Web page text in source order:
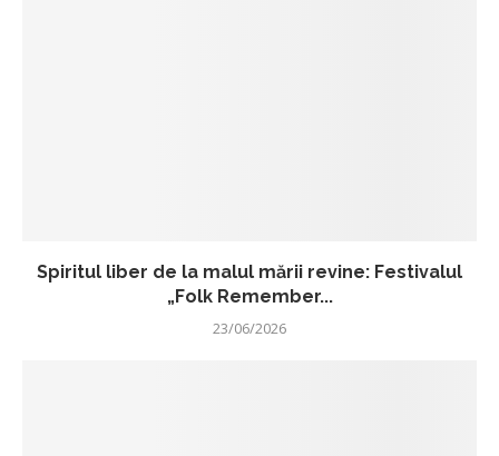
Spiritul liber de la malul mării revine: Festivalul
„Folk Remember...
23/06/2026